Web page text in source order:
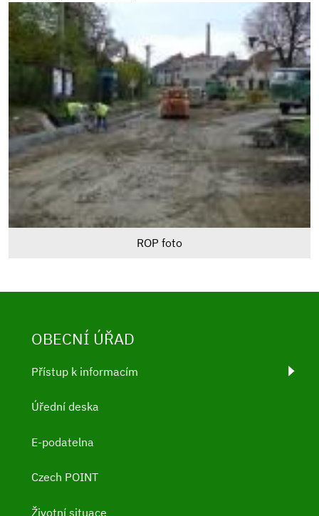
ROP foto
OBECNÍ ÚŘAD
Přístup k informacím
Úřední deska
E-podatelna
Czech POINT
Životní situace